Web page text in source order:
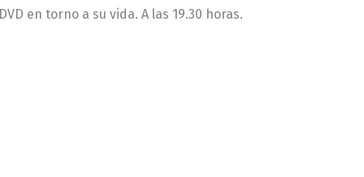
en torno a su vida. A las 19.30 horas.